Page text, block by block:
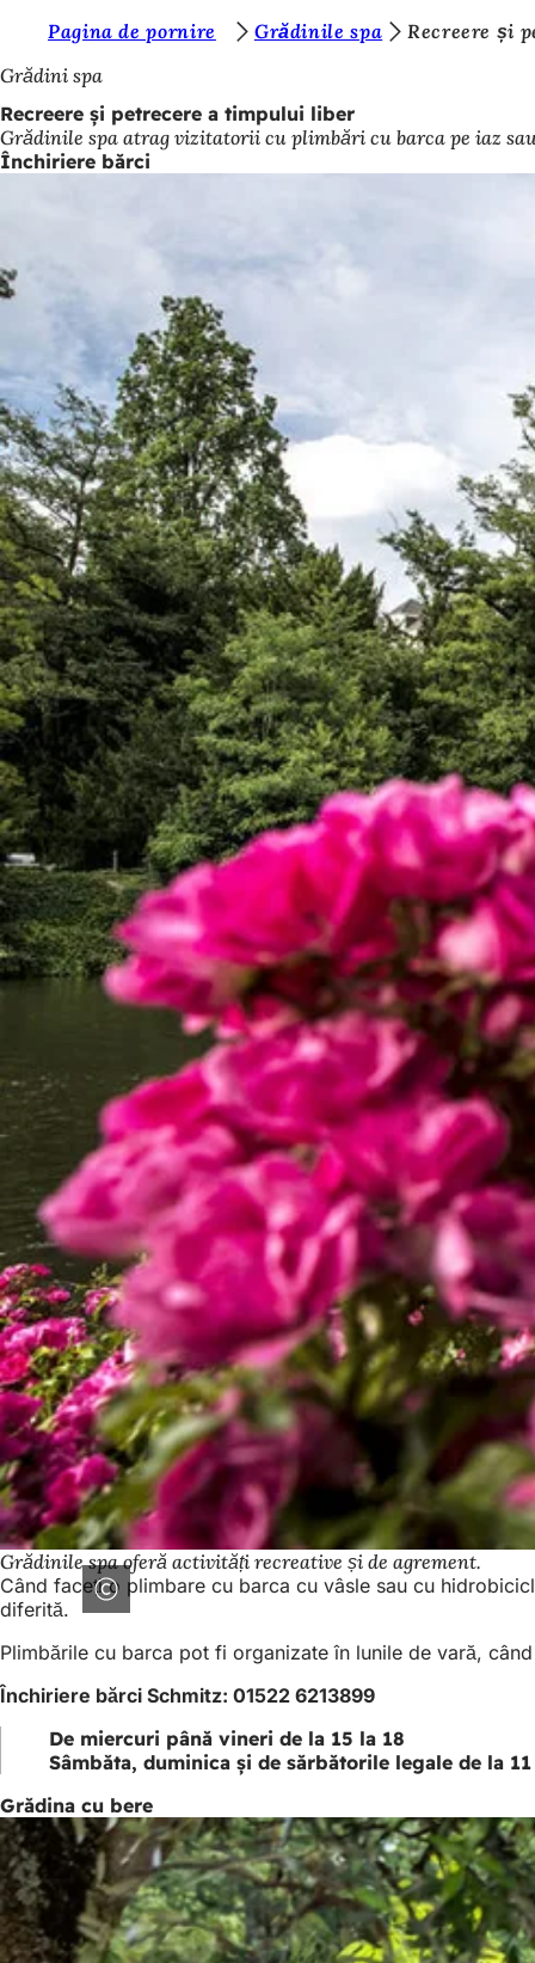
Salt la conținut
u
n
t
e
i
a
c
i
:
Pagina de pornire Grădinile spa
Recreere și
Grădini spa
Recreere și petrecere a timpului liber
Grădinile spa atrag vizitatorii cu plimbări cu barca pe iaz
Închiriere bărci
Grădinile spa oferă activități recreative și de agrement.
Când faceți o plimbare cu barca cu vâsle sau cu
diferită.
Plimbările cu barca pot fi organizate în lunile de vară,
Închiriere bărci Schmitz: 01522 6213899
De miercuri până vineri de la 15 la 18
Sâmbăta, duminica și de sărbătorile legale de la
Grădina cu bere